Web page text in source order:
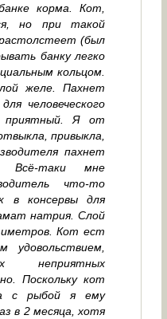
корма. Кот,
но при такой
(был
банку легко
кольцом.
желе. Пахнет
человеческого
приятный. Я от
привыкла,
пахнет
Всё-таки мне
что-то
в консервы для
натрия. Слой
Кот ест
неприятных
Поскольку кот
с рыбой я ему
в 2 месяца, хотя